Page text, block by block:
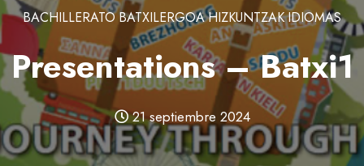
BACHILLERATOBATXILERGOAHIZKUNTZAKIDIOMAS
Presentations – Batxi1
21 septiembre 2024